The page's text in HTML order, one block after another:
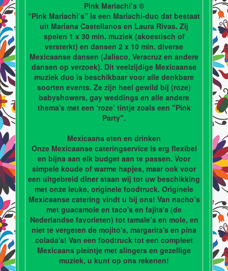
Pink Mariachi’s ©
“Pink Mariachi’s” is een Mariachi-duo dat bestaat
uit Mariana Castellanos en Laura Rivas. Zij
spelen 1 x 30 min. muziek (akoestisch of
versterkt) en dansen 2 x 10 min. diverse
Mexicaanse dansen (Jalisco, Veracruz en andere
dansen op verzoek). Dit veelzijdige Mexicaanse
muziek duo is beschikbaar voor alle denkbare
soorten events. Ze zijn heel gewild bij (roze)
babyshowers, gay weddings en alle andere
thema's met een ‘roze’ tintje zoals een "Pink
Party".
Mexicaans eten en drinken
Onze Mexicaanse cateringservice is erg flexibel
en bijna aan elk budget aan te passen. Voor
simpele koude of warme hapjes, maar ook voor
een uitgebreid diner staan wij tot uw beschikking
met onze leuke, originele foodtruck. Originele
Mexicaanse catering vindt u bij ons! Van nacho’s
met guacamole en taco's en fajita's (de
Nederlandse favorieten) tot tamale’s en mole, en
niet te vergeten de mojito's, margarita's en pina
colada's! Van een foodtruck tot een compleet
Mexicaans pleintje met slingers en gezellige
muziek, u kunt op ons rekenen!